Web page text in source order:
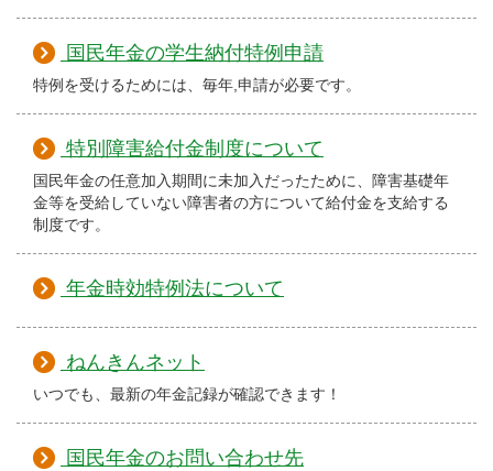
国民年金の学生納付特例申請
特例を受けるためには、毎年,申請が必要です。
特別障害給付金制度について
国民年金の任意加入期間に未加入だったために、障害基礎年
金等を受給していない障害者の方について給付金を支給する
制度です。
年金時効特例法について
ねんきんネット
いつでも、最新の年金記録が確認できます！
国民年金のお問い合わせ先